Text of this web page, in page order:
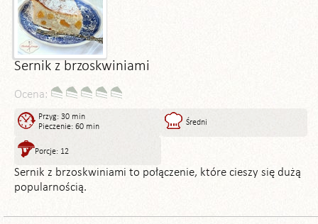
Sernik z brzoskwiniami
Ocena:
Przyg: 30 min
Pieczenie: 60 min
Średni
Porcje: 12
Sernik z brzoskwiniami to połączenie, które cieszy się dużą
popularnością.